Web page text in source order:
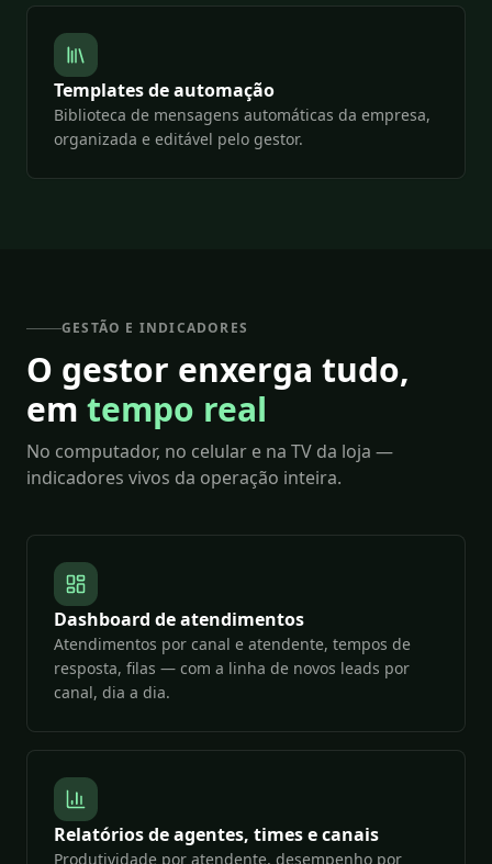
Templates de automação
Biblioteca de mensagens automáticas da empresa,
organizada e editável pelo gestor.
GESTÃO E INDICADORES
O gestor enxerga tudo,
em tempo real
No computador, no celular e na TV da loja —
indicadores vivos da operação inteira.
Dashboard de atendimentos
Atendimentos por canal e atendente, tempos de
resposta, filas — com a linha de novos leads por
canal, dia a dia.
Relatórios de agentes, times e canais
Produtividade por atendente, desempenho por